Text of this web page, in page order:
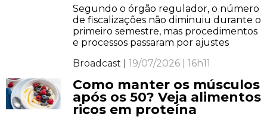
Segundo o órgão regulador, o número
de fiscalizações não diminuiu durante o
primeiro semestre, mas procedimentos
e processos passaram por ajustes
Broadcast | 19/07/2026 | 16h11
Como manter os músculos
após os 50? Veja alimentos
ricos em proteína